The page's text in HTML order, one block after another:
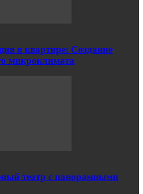
в квартире: Создание
микроклимата
театр с панорамными